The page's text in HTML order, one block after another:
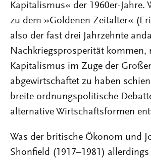
Kapitalismus« der 1960er-Jahre.
zu dem »Goldenen Zeitalter«
also der fast drei Jahrzehnte
Nachkriegsprosperität kommen,
Kapitalismus im Zuge der
abgewirtschaftet zu haben
breite ordnungspolitische
alternative Wirtschaftsformen
Was der britische Ökonom und
Shonfield (1917–1981)